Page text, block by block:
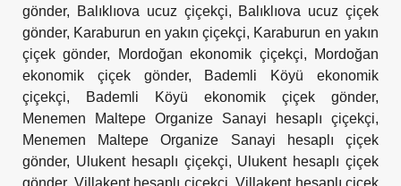
gönder, Balıklıova ucuz çiçekçi, Balıklıova ucuz çiçek
gönder, Karaburun en yakın çiçekçi, Karaburun en yakın
çiçek gönder, Mordoğan ekonomik çiçekçi,
Mordoğan
ekonomik çiçek gönder, Bademli Köyü ekonomik
çiçekçi, Bademli Köyü ekonomik çiçek gönder,
Menemen Maltepe Organize Sanayi hesaplı çiçekçi,
Menemen Maltepe Organize Sanayi hesaplı çiçek
gönder, Ulukent hesaplı çiçekçi, Ulukent hesaplı çiçek
gönder, Villakent hesaplı çiçekçi, Villakent hesaplı çiçek